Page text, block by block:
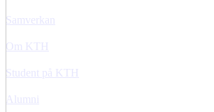
Samverkan
Om KTH
Student på KTH
Alumni